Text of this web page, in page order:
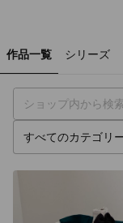
作品一覧 シリーズ